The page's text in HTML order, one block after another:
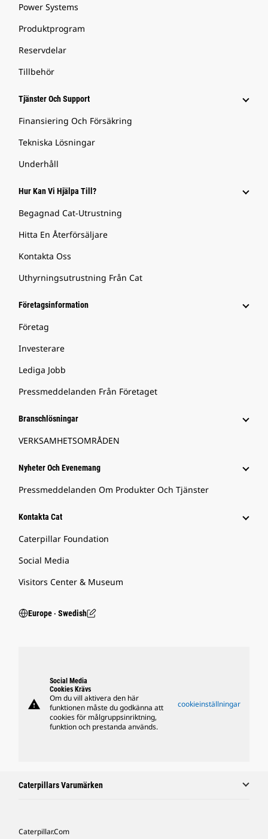
Power Systems
Produktprogram
Reservdelar
Tillbehör
Tjänster Och Support
Finansiering Och Försäkring
Tekniska Lösningar
Underhåll
Hur Kan Vi Hjälpa Till?
Begagnad Cat-Utrustning
Hitta En Återförsäljare
Kontakta Oss
Uthyrningsutrustning Från Cat
Företagsinformation
Företag
Investerare
Lediga Jobb
Pressmeddelanden Från Företaget
Branschlösningar
VERKSAMHETSOMRÅDEN
Nyheter Och Evenemang
Pressmeddelanden Om Produkter Och Tjänster
Kontakta Cat
Caterpillar Foundation
Social Media
Visitors Center & Museum
Europe ‧ Swedish
warning
Social Media
Cookies Krävs
Om du vill aktivera den här
funktionen måste du godkänna att
cookies för målgruppsinriktning,
funktion och prestanda används.
cookieinställningar
Caterpillars Varumärken
Caterpillar.com